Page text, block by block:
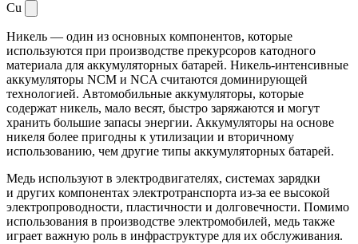
Cu
Никель — один из основных компонентов, которые
используются при производстве прекурсоров катодного
материала для аккумуляторных батарей. Никель-интенсивные
аккумуляторы NCM и NCA считаются доминирующей
технологией. Автомобильные аккумуляторы, которые
содержат никель, мало весят, быстро заряжаются и могут
хранить большие запасы энергии. Аккумуляторы на основе
никеля более пригодны к утилизации и вторичному
использованию, чем другие типы аккумуляторных батарей.
Медь используют в электродвигателях, системах зарядки
и других компонентах электротранспорта из-за ее высокой
электропроводности, пластичности и долговечности. Помимо
использования в производстве электромобилей, медь также
играет важную роль в инфраструктуре для их обслуживания.